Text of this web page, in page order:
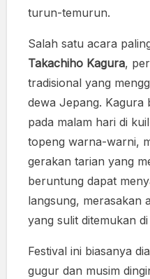
turun-temurun.
Salah satu acara
Takachiho Kagura,
tradisional yang
dewa Jepang. Kagura
pada malam hari di
topeng warna-warni,
gerakan tarian yang
beruntung dapat
langsung, merasakan
yang sulit ditemukan
Festival ini biasanya
gugur dan musim